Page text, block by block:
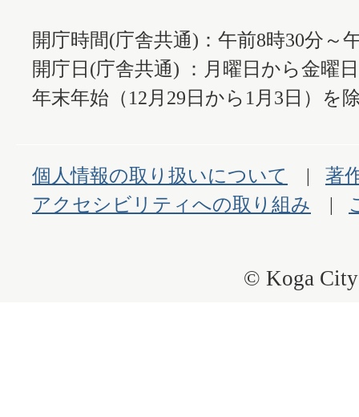
開庁時間(庁舎共通)：午前8時30分～
開庁日(庁舎共通) ：月曜日から金曜
年末年始（12月29日から1月3日）を
個人情報の取り扱いについて
著
アクセシビリティへの取り組み
© Koga City